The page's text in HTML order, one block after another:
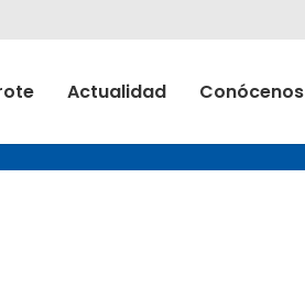
Actualidad Conócenos